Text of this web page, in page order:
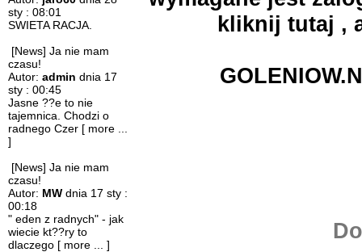
sty : 08:01
SWIETA RACJA.
[News] Ja nie mam
czasu!
Autor: admin dnia 17
sty : 00:45
Jasne ??e to nie
tajemnica. Chodzi o
radnego Czer [ more ...
]
[News] Ja nie mam
czasu!
Autor: MW dnia 17 sty :
00:18
" eden z radnych" - jak
wiecie kt??ry to
dlaczego [ more ... ]
kliknij tutaj ,